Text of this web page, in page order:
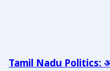
Tamil Nadu Politics: